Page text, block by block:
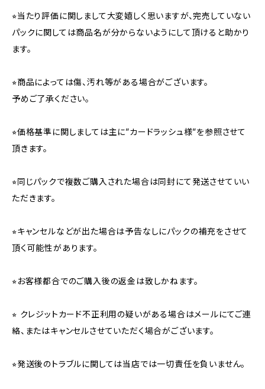
⭐︎当たり評価に関しまして大変嬉しく思いますが、完売していない
パックに関しては商品名が分からないようにして頂けると助かり
ます。
⭐︎商品によっては傷、汚れ等がある場合がございます。
予めご了承ください。
⭐︎価格基準に関しましては主に”カードラッシュ様”を参照させて
頂きます。
⭐︎同じパックで複数ご購入された場合は同封にて発送させていい
ただきます。
⭐︎キャンセルなどが出た場合は予告なしにパックの補充をさせて
頂く可能性があります。
⭐︎お客様都合でのご購入後の返金は致しかねます。
⭐︎ クレジットカード不正利用の疑いがある場合はメールにてご連
絡、またはキャンセルさせていただく場合がございます。
⭐︎発送後のトラブルに関しては当店では一切責任を負いません。